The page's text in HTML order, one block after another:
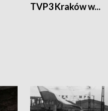
TVP3 Kraków w...